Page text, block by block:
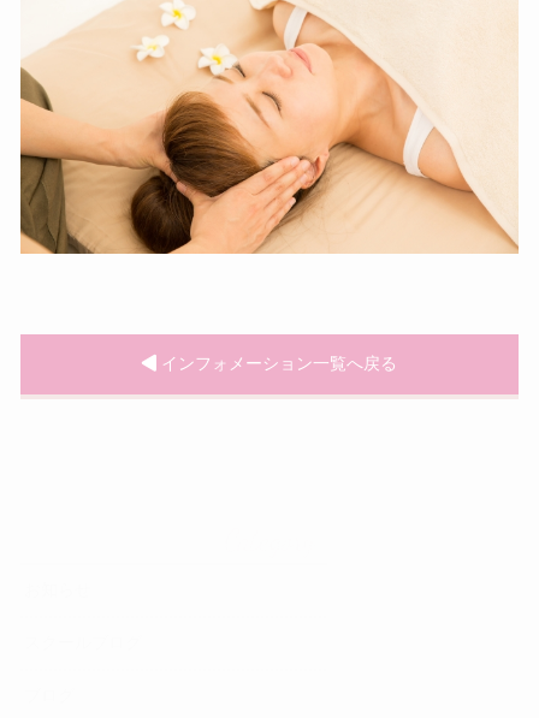
インフォメーション一覧へ戻る